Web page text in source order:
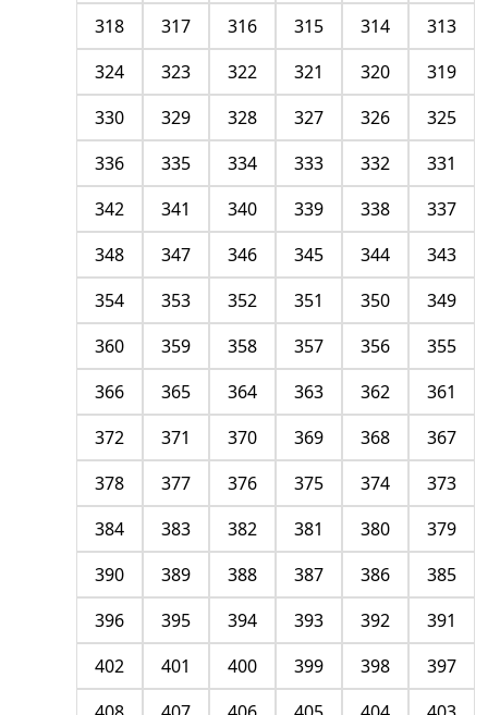
313
314
315
316
317
318
319
320
321
322
323
324
325
326
327
328
329
330
331
332
333
334
335
336
337
338
339
340
341
342
343
344
345
346
347
348
349
350
351
352
353
354
355
356
357
358
359
360
361
362
363
364
365
366
367
368
369
370
371
372
373
374
375
376
377
378
379
380
381
382
383
384
385
386
387
388
389
390
391
392
393
394
395
396
397
398
399
400
401
402